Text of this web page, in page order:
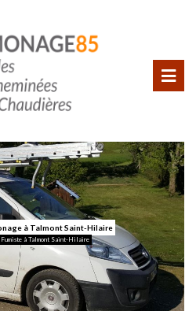
à Talmont Saint-Hilaire
Fumiste à Talmont Saint-Hilaire